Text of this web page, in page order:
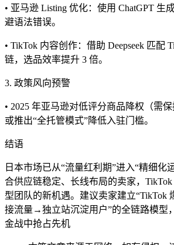
• 亚马逊 Listing 优化：使用 ChatGPT 生
避语法错误。
• TikTok 内容创作：借助 Deepseek 匹配
链，选品效率提升 3 倍。
3. 政策风向预警
• 2025 年亚马逊对低评分商品降权（需
或推出“全托管模式”降低入驻门槛。
结语
日本市场已从“流量红利期”进入“精细化
合供应链稳定、长线布局的卖家，TikTok
型团队的新机遇。建议卖家建立“TikTok
接流量→独立站沉淀用户”的全链路模型
金战中抢占先机